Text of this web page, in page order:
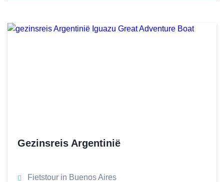
Gezinsreis Argentinië
Fietstour in Buenos Aires